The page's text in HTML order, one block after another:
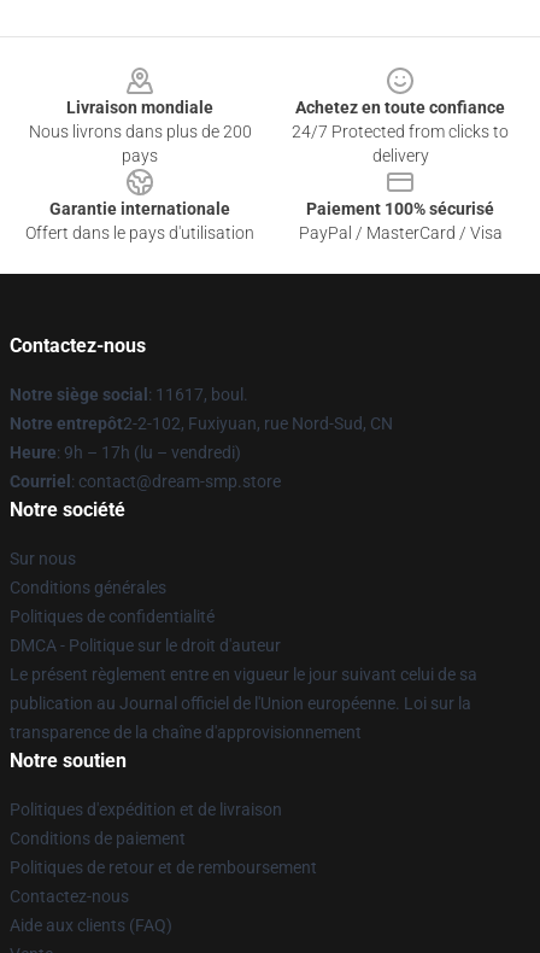
Livraison mondiale
Nous livrons dans plus de 200
pays
Achetez en toute confiance
24/7 Protected from clicks to
delivery
Garantie internationale
Offert dans le pays d'utilisation
Paiement 100% sécurisé
PayPal / MasterCard / Visa
Contactez-nous
Notre siège social : 11617, boul.
Notre entrepôt2-2-102, Fuxiyuan, rue Nord-Sud, CN
Heure: 9h – 17h (lu – vendredi)
Courriel : contact@dream-smp.store
Notre société
Sur nous
Conditions générales
Politiques de confidentialité
DMCA - Politique sur le droit d'auteur
Le présent règlement entre en vigueur le jour suivant celui de sa
publication au Journal officiel de l'Union européenne. Loi sur la
transparence de la chaîne d'approvisionnement
Notre soutien
Politiques d'expédition et de livraison
Conditions de paiement
Politiques de retour et de remboursement
Contactez-nous
Aide aux clients (FAQ)